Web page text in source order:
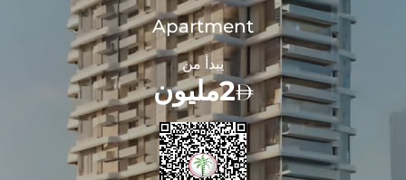
Apartment
يبدأ من
2مليون